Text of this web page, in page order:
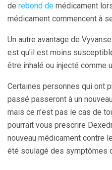
de rebond de médicament
médicament commencent à
Un autre avantage de
est qu'il est moins
être inhalé ou injecté comme
Certaines personnes qui ont
passé passeront à un
mais ce n'est pas le cas de
pourrait vous prescrire
nouveau médicament contre
été soulagé des symptômes